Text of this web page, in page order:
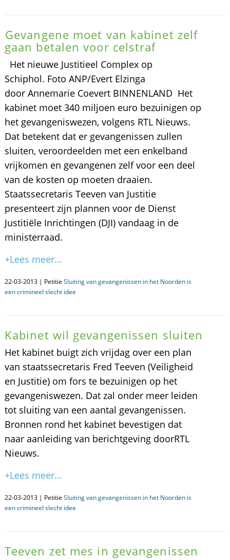
Gevangene moet van kabinet zelf
gaan betalen voor celstraf
Het nieuwe Justitieel Complex op
Schiphol. Foto ANP/Evert Elzinga
door Annemarie Coevert BINNENLAND Het
kabinet moet 340 miljoen euro bezuinigen op
het gevangeniswezen, volgens RTL Nieuws.
Dat betekent dat er gevangenissen zullen
sluiten, veroordeelden met een enkelband
vrijkomen en gevangenen zelf voor een deel
van de kosten op moeten draaien.
Staatssecretaris Teeven van Justitie
presenteert zijn plannen voor de Dienst
Justitiële Inrichtingen (DJI) vandaag in de
ministerraad.
+Lees meer...
22-03-2013 | Petitie Sluiting van gevangenissen in het Noorden is
een crimineel slecht idee
Kabinet wil gevangenissen sluiten
Het kabinet buigt zich vrijdag over een plan
van staatssecretaris Fred Teeven (Veiligheid
en Justitie) om fors te bezuinigen op het
gevangeniswezen. Dat zal onder meer leiden
tot sluiting van een aantal gevangenissen.
Bronnen rond het kabinet bevestigen dat
naar aanleiding van berichtgeving doorRTL
Nieuws.
+Lees meer...
22-03-2013 | Petitie Sluiting van gevangenissen in het Noorden is
een crimineel slecht idee
Teeven zet mes in gevangenissen